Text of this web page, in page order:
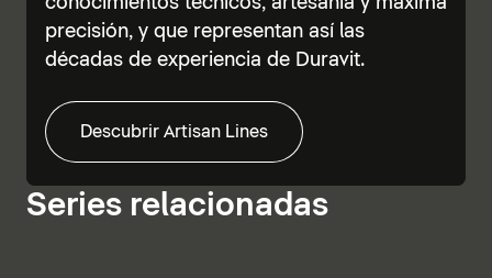
precisión, y que representan así las
décadas de experiencia de Duravit.
Descubrir Artisan Lines
Series relacionadas